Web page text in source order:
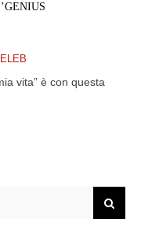
vita” è con questa